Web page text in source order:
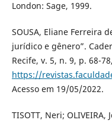
London: Sage, 1999.
SOUSA, Eliane Ferreira
jurídico e gênero”.
Recife, v. 5, n. 9, p. 68-
https://
Acesso em 19/05/2022.
TISOTT, Neri;